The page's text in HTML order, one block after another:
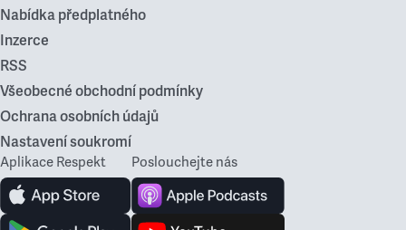
Nabídka předplatného
Inzerce
RSS
Všeobecné obchodní podmínky
Ochrana osobních údajů
Nastavení soukromí
Aplikace Respekt Poslouchejte nás